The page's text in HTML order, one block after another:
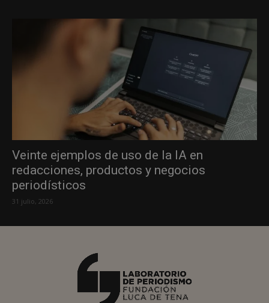
Veinte ejemplos de uso de la IA en
redacciones, productos y negocios
periodísticos
31 julio, 2026